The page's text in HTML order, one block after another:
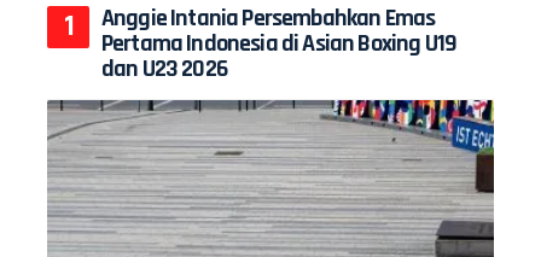
Anggie Intania Persembahkan Emas
Pertama Indonesia di Asian Boxing U19
dan U23 2026